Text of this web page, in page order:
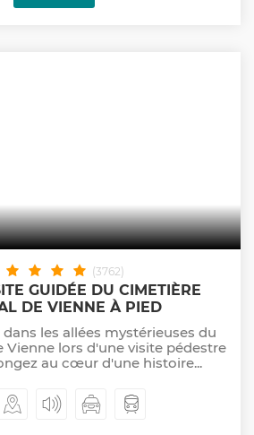
(3762)
GUIDÉE DU CIMETIÈRE
DE VIENNE À PIED
les allées mystérieuses du
lors d'une visite pédestre
au cœur d'une histoire...